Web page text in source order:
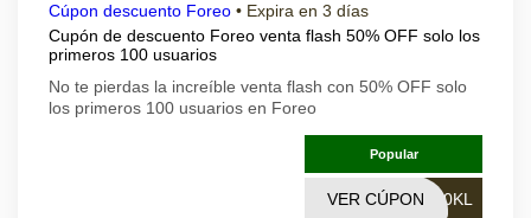
Cúpon descuento Foreo • Expira en 3 días
Cupón de descuento Foreo venta flash 50% OFF solo los
primeros 100 usuarios
No te pierdas la increíble venta flash con 50% OFF solo
los primeros 100 usuarios en Foreo
Popular
50KL
VER CÚPON